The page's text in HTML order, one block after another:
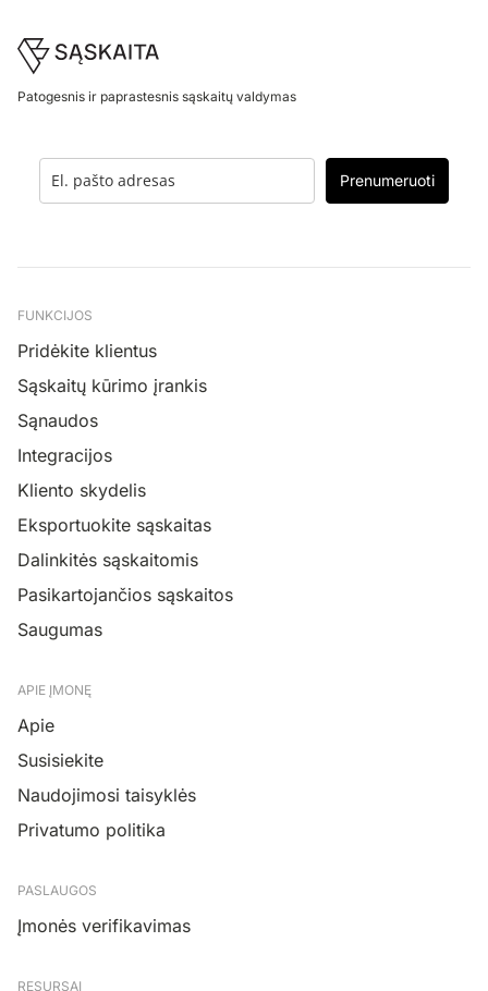
Footer
Patogesnis ir paprastesnis sąskaitų valdymas
Prenumeruoti
FUNKCIJOS
Pridėkite klientus
Sąskaitų kūrimo įrankis
Sąnaudos
Integracijos
Kliento skydelis
Eksportuokite sąskaitas
Dalinkitės sąskaitomis
Pasikartojančios sąskaitos
Saugumas
APIE ĮMONĘ
Apie
Susisiekite
Naudojimosi taisyklės
Privatumo politika
PASLAUGOS
Įmonės verifikavimas
RESURSAI